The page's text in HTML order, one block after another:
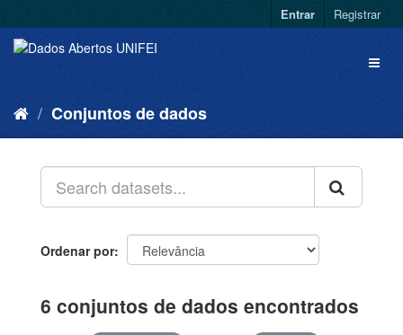
Entrar Registrar
Conjuntos de dados
Ordenar por
6 conjuntos de dados encontrados